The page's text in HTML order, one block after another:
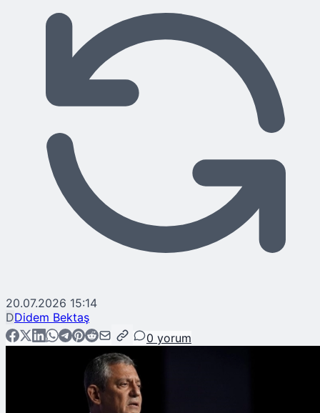
20.07.2026 15:14
DDidem Bektaş
0 yorum